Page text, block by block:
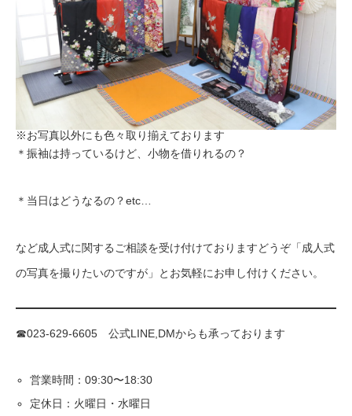
※お写真以外にも色々取り揃えております
＊振袖は持っているけど、小物を借りれるの？
＊当日はどうなるの？etc…
など成人式に関するご相談を受け付けておりますどうぞ「成人式
の写真を撮りたいのですが」とお気軽にお申し付けください。
☎023-629-6605 公式LINE,DMからも承っております
営業時間：09:30〜18:30
定休日：火曜日・水曜日